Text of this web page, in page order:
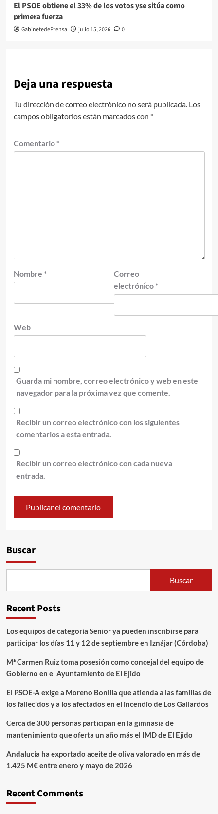
El PSOE obtiene el 33% de los votos yse sitúa como
primera fuerza
GabinetedePrensa julio 15, 2026 0
Deja una respuesta
Tu dirección de correo electrónico no será publicada. Los
campos obligatorios están marcados con *
Comentario *
Nombre *
Correo
electrónico *
Web
Guarda mi nombre, correo electrónico y web en este
navegador para la próxima vez que comente.
Recibir un correo electrónico con los siguientes
comentarios a esta entrada.
Recibir un correo electrónico con cada nueva
entrada.
Buscar
Buscar
Recent Posts
Los equipos de categoría Senior ya pueden inscribirse para
participar los días 11 y 12 de septiembre en Iznájar (Córdoba)
Mª Carmen Ruiz toma posesión como concejal del equipo de
Gobierno en el Ayuntamiento de El Ejido
El PSOE-A exige a Moreno Bonilla que atienda a las familias de
los fallecidos y a los afectados en el incendio de Los Gallardos
Cerca de 300 personas participan en la gimnasia de
mantenimiento que oferta un año más el IMD de El Ejido
Andalucía ha exportado aceite de oliva valorado en más de
1.425 M€ entre enero y mayo de 2026
Recent Comments